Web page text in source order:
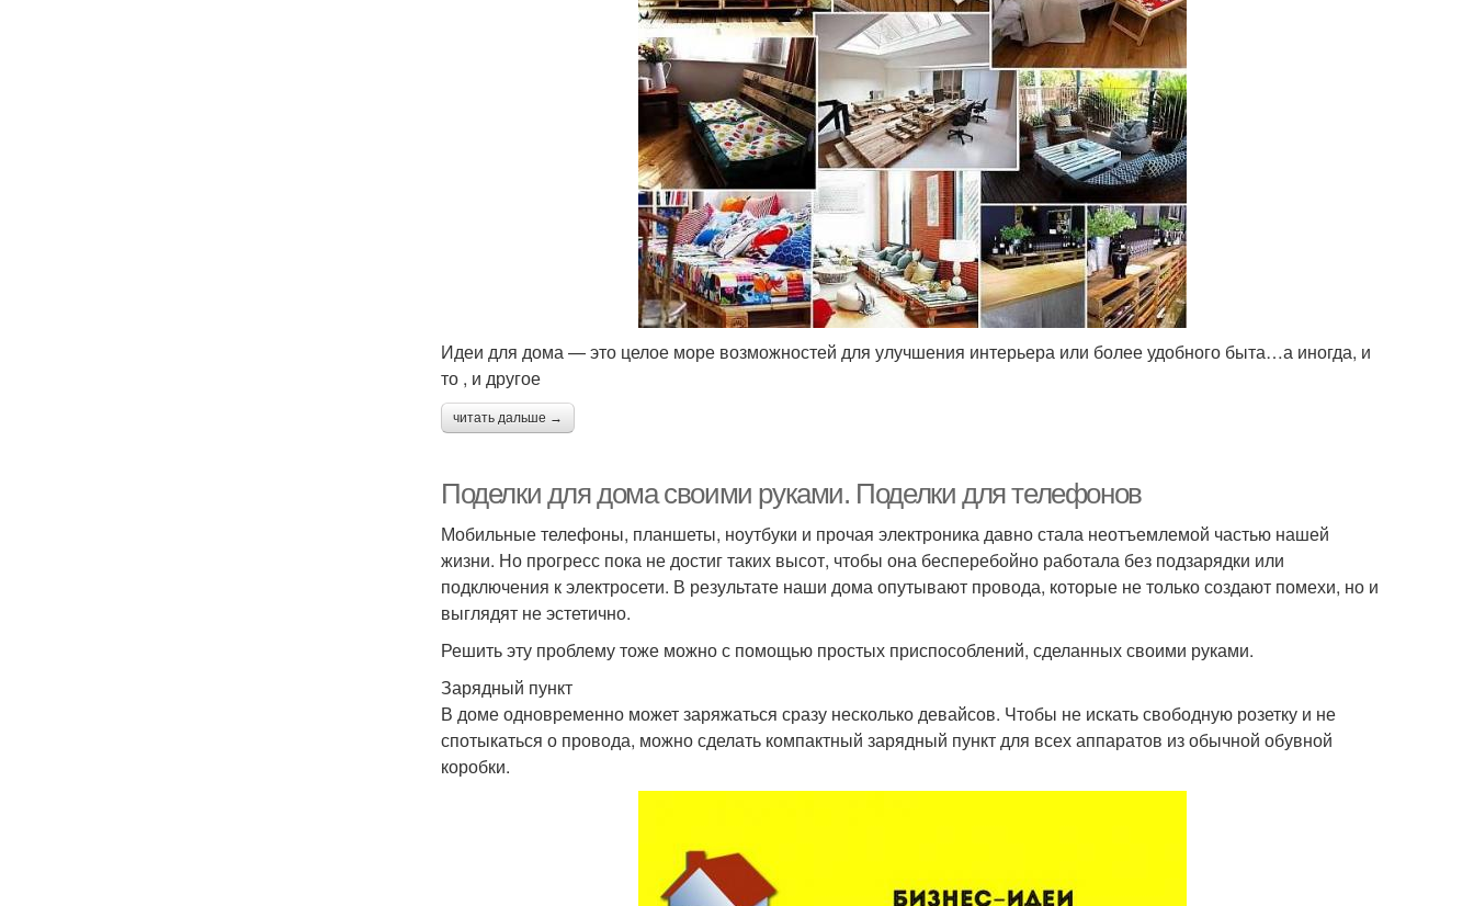
Идеи для дома — это целое море возможностей для улучшения интерьера или более удобного быта…а иногда, и
то , и другое
читать дальше →
Поделки для дома своими руками. Поделки для телефонов
Мобильные телефоны, планшеты, ноутбуки и прочая электроника давно стала неотъемлемой частью нашей
жизни. Но прогресс пока не достиг таких высот, чтобы она бесперебойно работала без подзарядки или
подключения к электросети. В результате наши дома опутывают провода, которые не только создают помехи, но и
выглядят не эстетично.
Решить эту проблему тоже можно с помощью простых приспособлений, сделанных своими руками.
Зарядный пункт
В доме одновременно может заряжаться сразу несколько девайсов. Чтобы не искать свободную розетку и не
спотыкаться о провода, можно сделать компактный зарядный пункт для всех аппаратов из обычной обувной
коробки.